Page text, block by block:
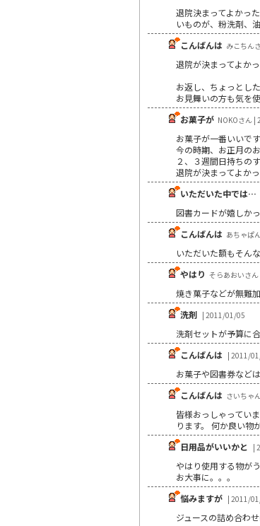
退院決まってよかっ
いものが、粉洗剤、
こんばんは みこちん
退院が決まってよかっ
お返し、ちょっとし
お見舞いの方も気を
お菓子が NOKOさん
お菓子が一番いいです
今の時期、お正月の
２、３週間日持ちの
退院が決まってよか
いただいた中では…
図書カードが嬉しか
こんばんは あちゃぱ
いただいた額もそん
やはり そらあおいさ
焼き菓子などが無難
洗剤 | 2011/01/05
洗剤セットが予算に
こんばんは | 2011/
お菓子や図書券など
こんばんは さいちゃ
皆様おっしゃってい
ります。 何か良い
日用品がいいかと
|
やはり使用する物が
お大事に。。。
悩みますが | 2011/
ジュースの詰め合わ